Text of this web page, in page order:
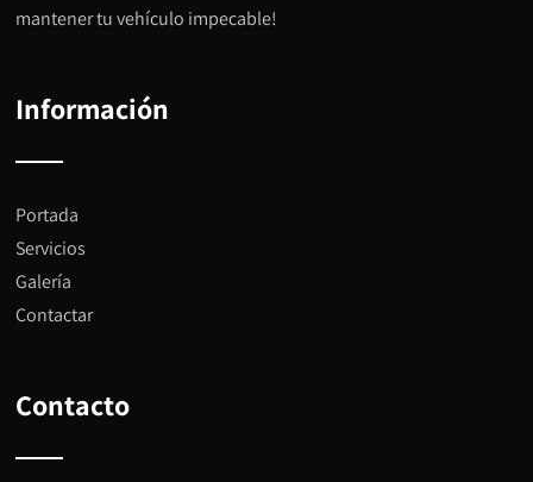
mantener tu vehículo impecable!
Información
Portada
Servicios
Galería
Contactar
Contacto